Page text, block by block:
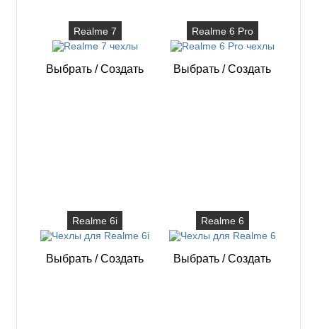
Realme 7
Выбрать /Создать
Realme 6 Pro
Выбрать /Создать
Realme 6i
Выбрать /Создать
Realme 6
Выбрать /Создать